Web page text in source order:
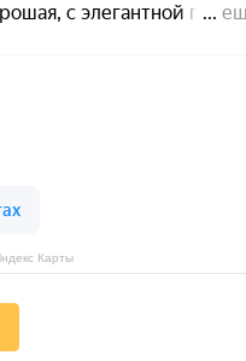
Карты